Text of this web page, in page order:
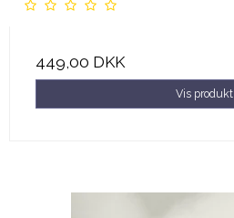
449,00 DKK
Vis produkt